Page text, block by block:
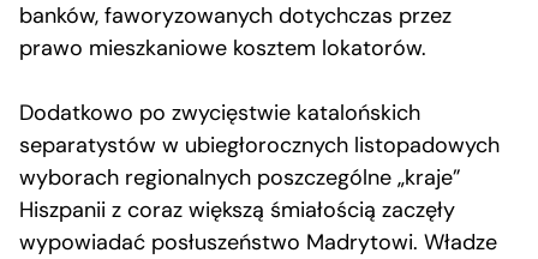
banków, faworyzowanych dotychczas przez
prawo mieszkaniowe kosztem lokatorów.
Dodatkowo po zwycięstwie katalońskich
separatystów w ubiegłorocznych listopadowych
wyborach regionalnych poszczególne „kraje”
Hiszpanii z coraz większą śmiałością zaczęły
wypowiadać posłuszeństwo Madrytowi. Władze